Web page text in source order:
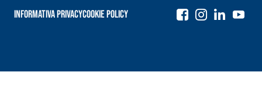
Informativa PrivacyCookie Policy